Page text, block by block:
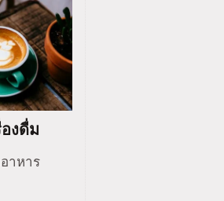
งดื่ม
าหาร